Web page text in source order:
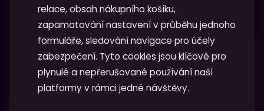
relace, obsah nákupního košíku,
zapamatování nastavení v průběhu jednoho
formuláře, sledování navigace pro účely
zabezpečení. Tyto cookies jsou klíčové pro
plynulé a nepřerušované používání naší
platformy v rámci jedné návštěvy.